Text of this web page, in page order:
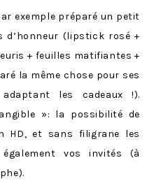
exemple préparé un petit
d’honneur (lipstick rosé +
+ feuilles matifiantes +
la même chose pour ses
les cadeaux !).
»: la possibilité de
HD, et sans filigrane les
vos invités (à